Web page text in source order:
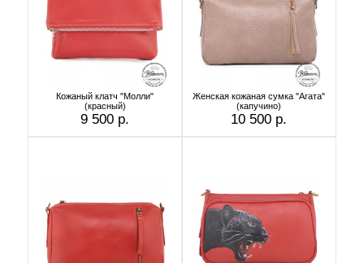
Кожаный клатч "Молли"
(красный)
9 500 р.
Женская кожаная сумка "Агата"
(капучино)
10 500 р.